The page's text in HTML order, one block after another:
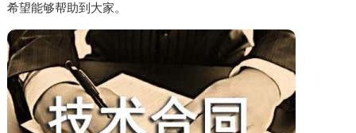
希望能够帮助到大家。